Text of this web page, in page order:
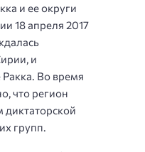
и ее округи
18 апреля 2017
и
Во время
что регион
диктаторской
групп.